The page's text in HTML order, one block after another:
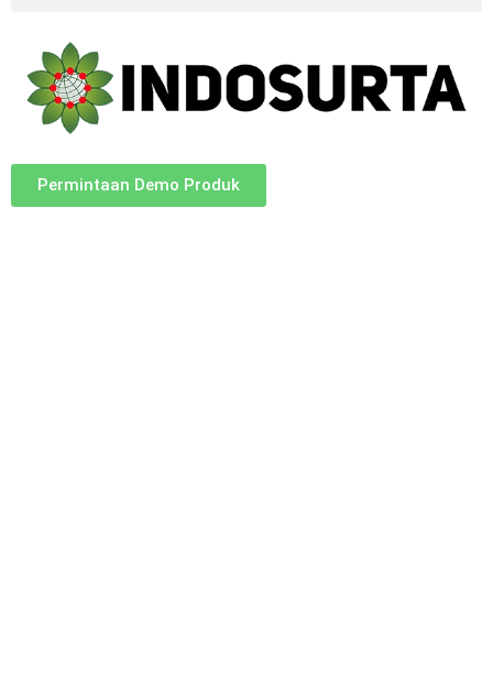
Permintaan Demo Produk